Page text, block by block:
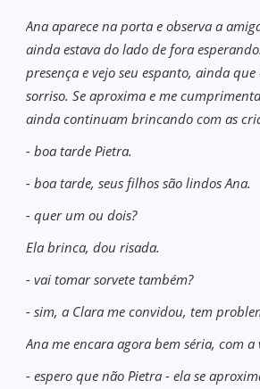
Ana aparece na porta e observa a
ainda estava do lado de fora
presença e vejo seu espanto, ainda
sorriso. Se aproxima e me
ainda continuam brincando com as
- boa tarde Pietra.
- boa tarde, seus filhos são lindos Ana.
- quer um ou dois?
Ela brinca, dou risada.
- vai tomar sorvete também?
- sim, a Clara me convidou, tem
Ana me encara agora bem séria, com
- espero que não Pietra - ela se